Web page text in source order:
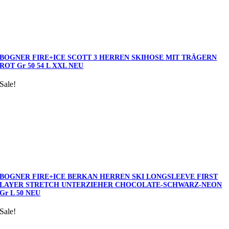
BOGNER FIRE+ICE SCOTT 3 HERREN SKIHOSE MIT TRÄGERN
ROT Gr 50 54 L XXL NEU
Sale!
BOGNER FIRE+ICE BERKAN HERREN SKI LONGSLEEVE FIRST
LAYER STRETCH UNTERZIEHER CHOCOLATE-SCHWARZ-NEON
Gr L 50 NEU
Sale!